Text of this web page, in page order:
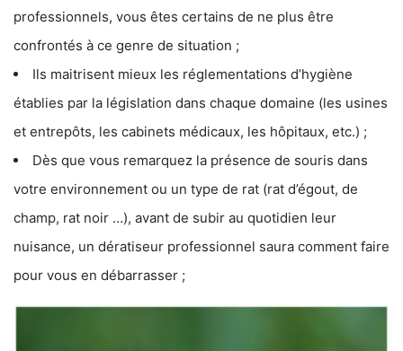
professionnels, vous êtes certains de ne plus être
confrontés à ce genre de situation ;
Ils maitrisent mieux les réglementations d’hygiène
établies par la législation dans chaque domaine (les usines
et entrepôts, les cabinets médicaux, les hôpitaux, etc.) ;
Dès que vous remarquez la présence de souris dans
votre environnement ou un type de rat (rat d’égout, de
champ, rat noir …), avant de subir au quotidien leur
nuisance, un dératiseur professionnel saura comment faire
pour vous en débarrasser ;